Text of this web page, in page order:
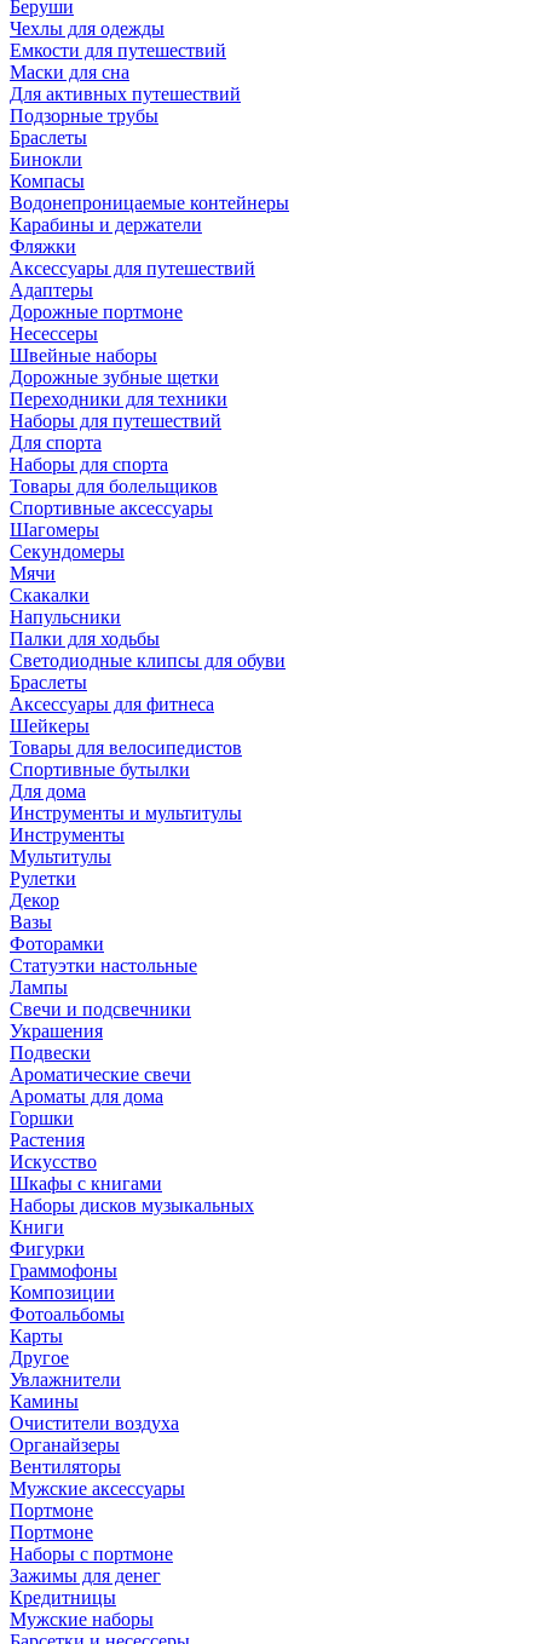
Беруши
Чехлы для одежды
Емкости для путешествий
Маски для сна
Для активных путешествий
Подзорные трубы
Браслеты
Бинокли
Компасы
Водонепроницаемые контейнеры
Карабины и держатели
Фляжки
Аксессуары для путешествий
Адаптеры
Дорожные портмоне
Несессеры
Швейные наборы
Дорожные зубные щетки
Переходники для техники
Наборы для путешествий
Для спорта
Наборы для спорта
Товары для болельщиков
Спортивные аксессуары
Шагомеры
Секундомеры
Мячи
Скакалки
Напульсники
Палки для ходьбы
Светодиодные клипсы для обуви
Браслеты
Аксессуары для фитнеса
Шейкеры
Товары для велосипедистов
Спортивные бутылки
Для дома
Инструменты и мультитулы
Инструменты
Мультитулы
Рулетки
Декор
Вазы
Фоторамки
Статуэтки настольные
Лампы
Свечи и подсвечники
Украшения
Подвески
Ароматические свечи
Ароматы для дома
Горшки
Растения
Искусство
Шкафы с книгами
Наборы дисков музыкальных
Книги
Фигурки
Граммофоны
Композиции
Фотоальбомы
Карты
Другое
Увлажнители
Камины
Очистители воздуха
Органайзеры
Вентиляторы
Мужские аксессуары
Портмоне
Портмоне
Наборы с портмоне
Зажимы для денег
Кредитницы
Мужские наборы